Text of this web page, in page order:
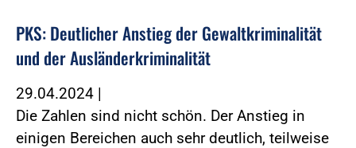
PKS: Deutlicher Anstieg der Gewaltkriminalität
und der Ausländerkriminalität
29.04.2024 |
Die Zahlen sind nicht schön. Der Anstieg in
einigen Bereichen auch sehr deutlich, teilweise